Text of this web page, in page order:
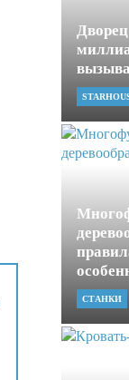
СТАНКИ